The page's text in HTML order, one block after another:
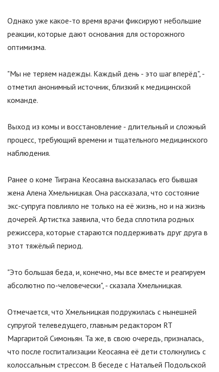
Однако уже какое-то время врачи фиксируют небольшие
реакции, которые дают основания для осторожного
оптимизма.
"Мы не теряем надежды. Каждый день - это шаг вперёд", -
отметил анонимный источник, близкий к медицинской
команде.
Выход из комы и восстановление - длительный и сложный
процесс, требующий времени и тщательного медицинского
наблюдения.
Ранее о коме Тиграна Кеосаяна высказалась его бывшая
жена Алена Хмельницкая. Она рассказала, что состояние
экс-супруга повлияло не только на её жизнь, но и на жизнь
дочерей. Артистка заявила, что беда сплотила родных
режиссера, которые стараются поддерживать друг друга в
этот тяжёлый период.
"Это большая беда, и, конечно, мы все вместе и реагируем
абсолютно по-человечески", - сказала Хмельницкая.
Отмечается, что Хмельницкая подружилась с нынешней
супругой телеведущего, главным редактором RT
Маргаритой Симоньян. Та же, в свою очередь, призналась,
что после госпитализации Кеосаяна её дети столкнулись с
колоссальным стрессом. В беседе с Натальей Подольской